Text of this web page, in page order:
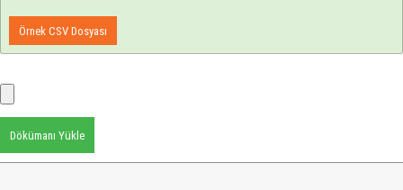
Örnek CSV Dosyası
Dökümanı Yükle